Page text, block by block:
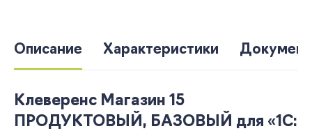
Описание Характеристики
Клеверенс Магазин 15
ПРОДУКТОВЫЙ, БАЗОВЫЙ для «1С: